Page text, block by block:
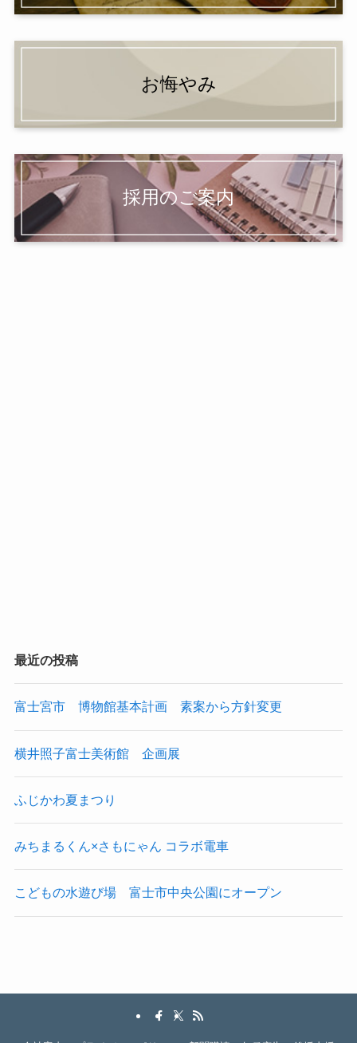
お悔やみ
採用のご案内
最近の投稿
富士宮市 博物館基本計画 素案から方針変更
横井照子富士美術館 企画展
ふじかわ夏まつり
みちまるくん×さもにゃん コラボ電車
こどもの水遊び場 富士市中央公園にオープン